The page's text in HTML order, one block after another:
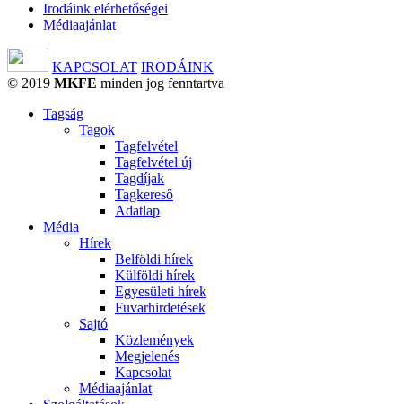
Irodáink elérhetőségei
Médiaajánlat
KAPCSOLAT IRODÁINK
© 2019 MKFE minden jog fenntartva
Tagság
Tagok
Tagfelvétel
Tagfelvétel új
Tagdíjak
Tagkereső
Adatlap
Média
Hírek
Belföldi hírek
Külföldi hírek
Egyesületi hírek
Fuvarhirdetések
Sajtó
Közlemények
Megjelenés
Kapcsolat
Médiaajánlat